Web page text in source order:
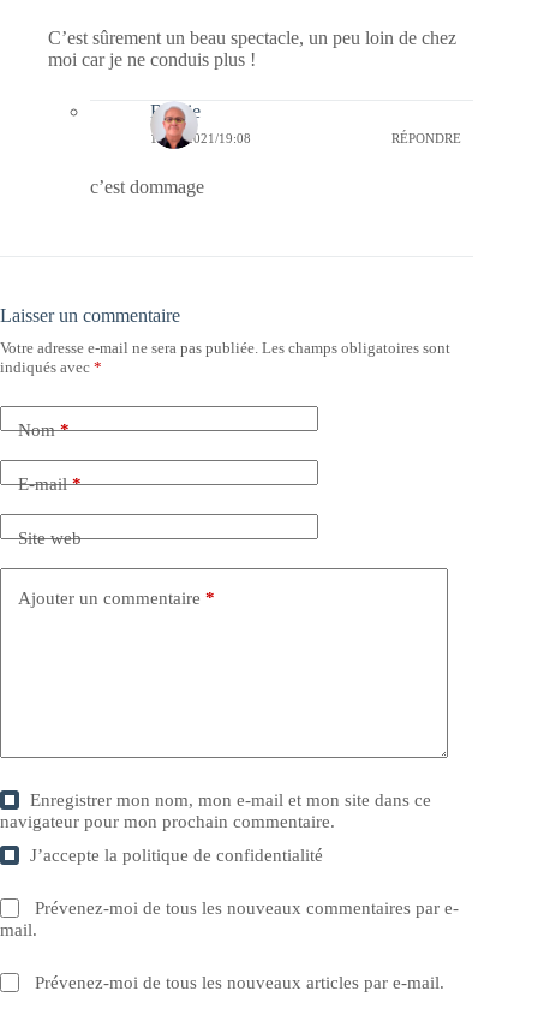
C’est sûrement un beau spectacle, un peu loin de chez
moi car je ne conduis plus !
Bernie
17/06/2021/19:08 RÉPONDRE
c’est dommage
Laisser un commentaire
Votre adresse e-mail ne sera pas publiée. Les champs obligatoires sont
indiqués avec *
Nom*
E-mail*
Site web
Ajouter un commentaire *
Enregistrer mon nom, mon e-mail et mon site dans ce
navigateur pour mon prochain commentaire.
J’accepte lapolitique de confidentialité
Prévenez-moi de tous les nouveaux commentaires par e-
mail.
Prévenez-moi de tous les nouveaux articles par e-mail.